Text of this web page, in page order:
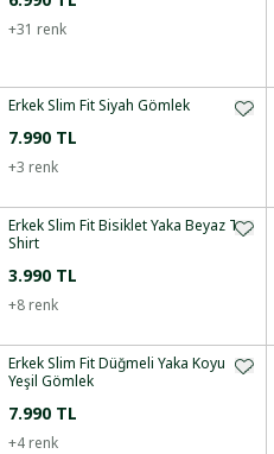
+31 renk
Erkek Slim Fit Siyah Gömlek
7.990 TL
+3 renk
Erkek Slim Fit Bisiklet Yaka Beyaz T-
Shirt
3.990 TL
+8 renk
Erkek Slim Fit Düğmeli Yaka Koyu
Yeşil Gömlek
7.990 TL
+4 renk